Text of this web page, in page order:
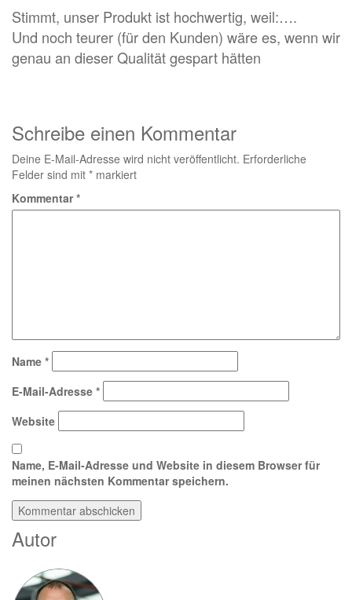
Stimmt, unser Produkt ist hochwertig, weil:….
Und noch teurer (für den Kunden) wäre es, wenn wir
genau an dieser Qualität gespart hätten
Schreibe einen Kommentar
Deine E-Mail-Adresse wird nicht veröffentlicht. Erforderliche
Felder sind mit * markiert
Kommentar*
Name *
E-Mail-Adresse *
Website
Name, E-Mail-Adresse und Website in diesem Browser für
meinen nächsten Kommentar speichern.
Autor